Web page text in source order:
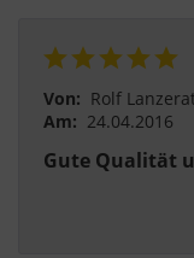
Von: Rolf
Am: 24.04.2016
Gute Qualität